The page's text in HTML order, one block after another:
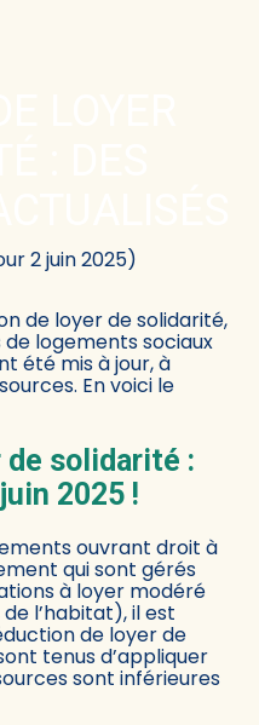
électronique
2 juin 2025)
de loyer de solidarité,
logements sociaux
été mis à jour, à
En voici le
de solidarité :
2025 !
ouvrant droit à
qui sont gérés
à loyer modéré
l’habitat), il est
de loyer de
tenus d’appliquer
sont inférieures